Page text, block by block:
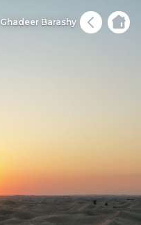
Ghadeer Barashy